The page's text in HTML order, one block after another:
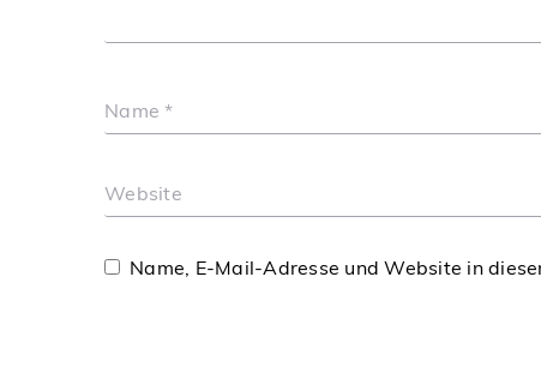
Name *
Website
Name, E-Mail-Adresse und Website in